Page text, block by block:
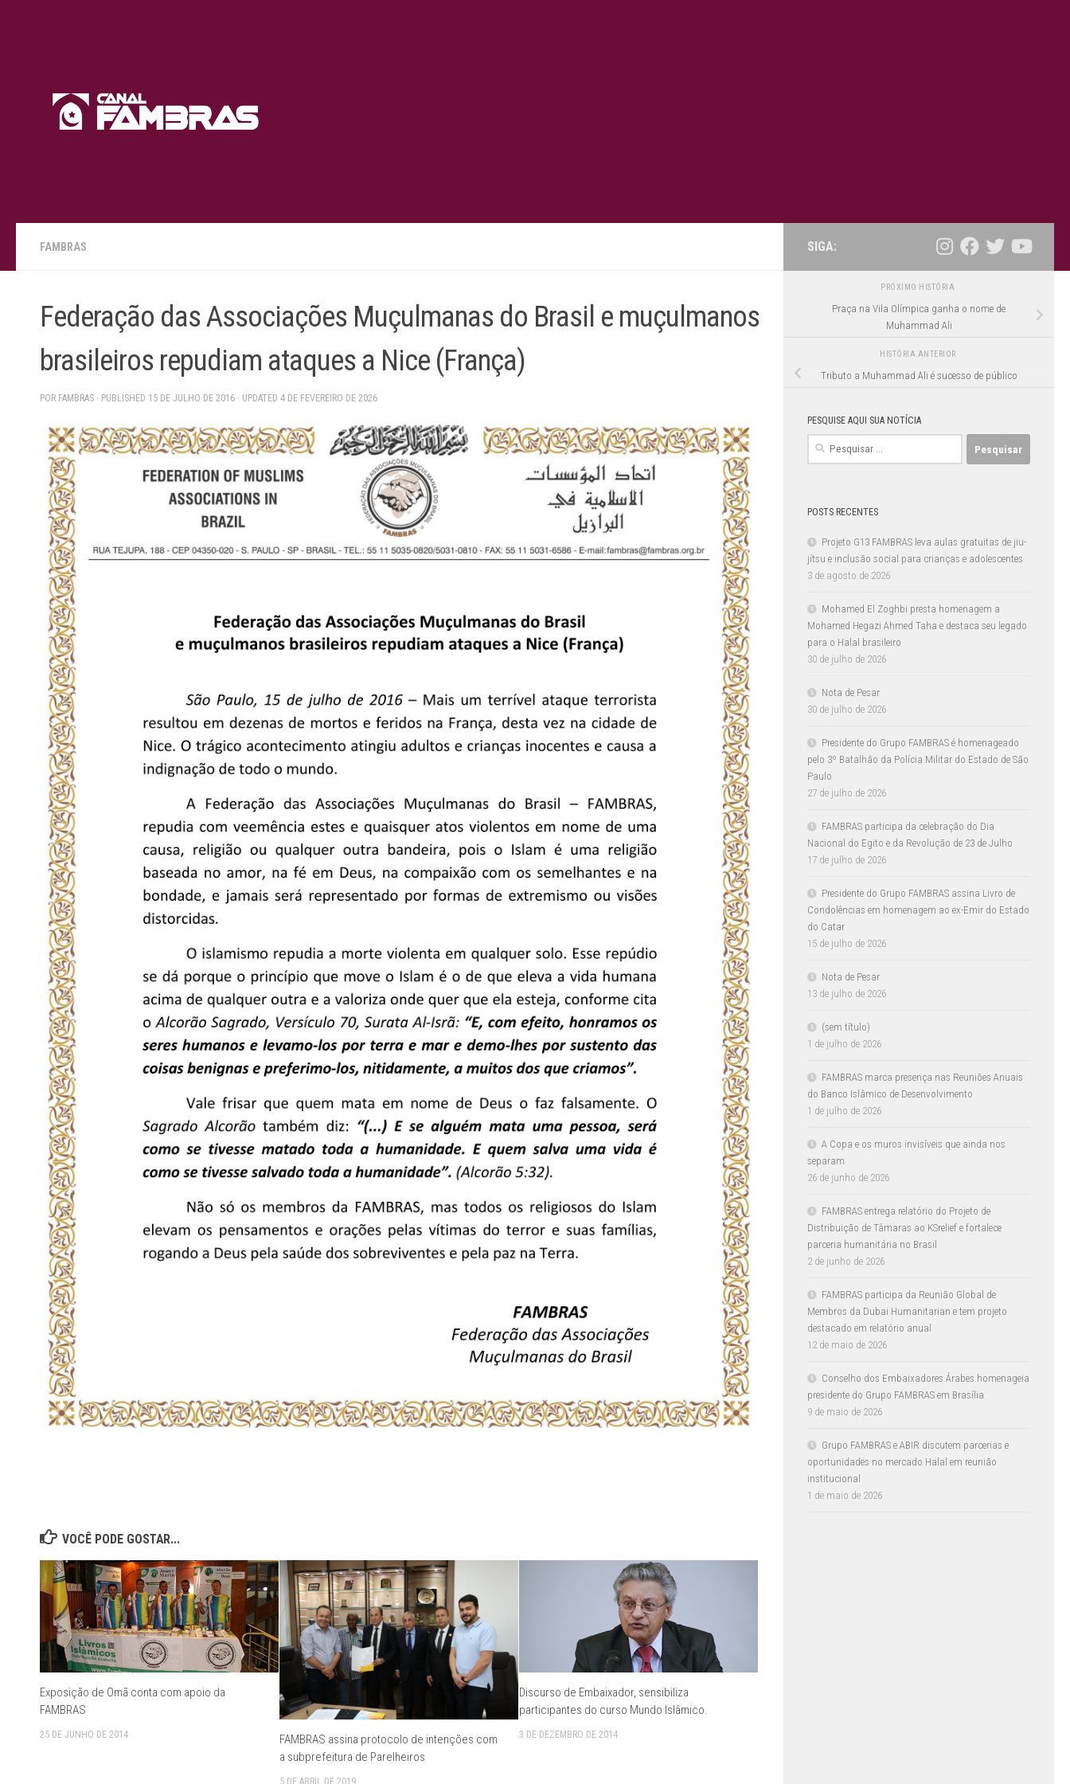
FAMBRAS
Federação das Associações Muçulmanas do Brasil e muçulmanos
brasileiros repudiam ataques a Nice (França)
POR FAMBRAS · PUBLISHED 15 DE JULHO DE 2016 · UPDATED 4 DE FEVEREIRO DE 2026
VOCÊ PODE GOSTAR...
Exposição de Omã conta com apoio da
FAMBRAS
25 DE JUNHO DE 2014
FAMBRAS assina protocolo de intenções com
a subprefeitura de Parelheiros
5 DE ABRIL DE 2019
Discurso de Embaixador, sensibiliza
participantes do curso Mundo Islâmico.
3 DE DEZEMBRO DE 2014
SIGA:
PRÓXIMO HISTÓRIA
Praça na Vila Olímpica ganha o nome de
Muhammad Ali
HISTÓRIA ANTERIOR
Tributo a Muhammad Ali é sucesso de público
PESQUISE AQUI SUA NOTÍCIA
Pesquisar
POSTS RECENTES
Projeto G13 FAMBRAS leva aulas gratuitas de jiu-
jítsu e inclusão social para crianças e adolescentes
3 de agosto de 2026
Mohamed El Zoghbi presta homenagem a
Mohamed Hegazi Ahmed Taha e destaca seu legado
para o Halal brasileiro
30 de julho de 2026
Nota de Pesar
30 de julho de 2026
Presidente do Grupo FAMBRAS é homenageado
pelo 3º Batalhão da Polícia Militar do Estado de São
Paulo
27 de julho de 2026
FAMBRAS participa da celebração do Dia
Nacional do Egito e da Revolução de 23 de Julho
17 de julho de 2026
Presidente do Grupo FAMBRAS assina Livro de
Condolências em homenagem ao ex-Emir do Estado
do Catar
15 de julho de 2026
Nota de Pesar
13 de julho de 2026
(sem título)
1 de julho de 2026
FAMBRAS marca presença nas Reuniões Anuais
do Banco Islâmico de Desenvolvimento
1 de julho de 2026
A Copa e os muros invisíveis que ainda nos
separam
26 de junho de 2026
FAMBRAS entrega relatório do Projeto de
Distribuição de Tâmaras ao KSrelief e fortalece
parceria humanitária no Brasil
2 de junho de 2026
FAMBRAS participa da Reunião Global de
Membros da Dubai Humanitarian e tem projeto
destacado em relatório anual
12 de maio de 2026
Conselho dos Embaixadores Árabes homenageia
presidente do Grupo FAMBRAS em Brasília
9 de maio de 2026
Grupo FAMBRAS e ABIR discutem parcerias e
oportunidades no mercado Halal em reunião
institucional
1 de maio de 2026